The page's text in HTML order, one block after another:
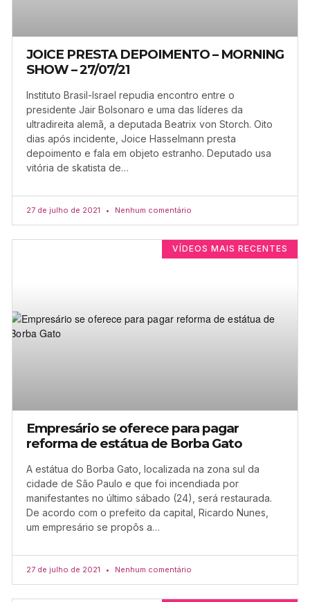
JOICE PRESTA DEPOIMENTO – MORNING
SHOW – 27/07/21
Instituto Brasil-Israel repudia encontro entre o
presidente Jair Bolsonaro e uma das líderes da
ultradireita alemã, a deputada Beatrix von Storch. Oito
dias após incidente, Joice Hasselmann presta
depoimento e fala em objeto estranho. Deputado usa
vitória de skatista de…
27 de julho de 2021 Nenhum comentário
VÍDEOS MAIS RECENTES
Empresário se oferece para pagar
reforma de estátua de Borba Gato
A estátua do Borba Gato, localizada na zona sul da
cidade de São Paulo e que foi incendiada por
manifestantes no último sábado (24), será restaurada.
De acordo com o prefeito da capital, Ricardo Nunes,
um empresário se propôs a…
27 de julho de 2021 Nenhum comentário